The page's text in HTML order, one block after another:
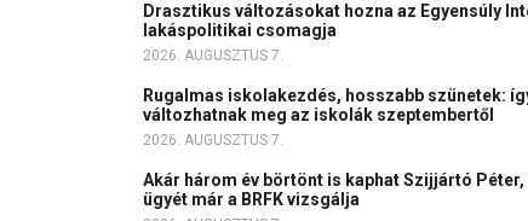
Drasztikus változásokat hozna az Egyensúly
lakáspolitikai csomagja
2026. AUGUSZTUS 7.
Rugalmas iskolakezdés, hosszabb szünetek:
változhatnak meg az iskolák szeptembertől
2026. AUGUSZTUS 7.
Akár három év börtönt is kaphat Szijjártó Péter,
ügyét már a BRFK vizsgálja